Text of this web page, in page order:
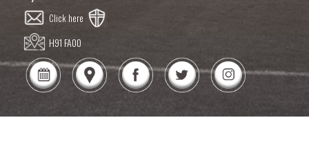
Click here
H91 FA00